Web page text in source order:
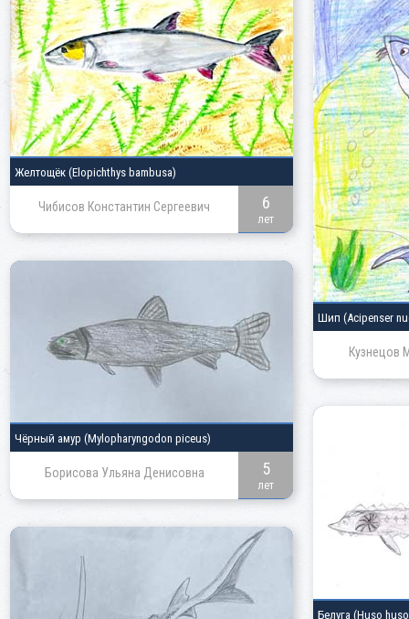
Шип (Acipenser
Кузнецов
Желтощёк (Elopichthys bambusa)
Чибисов Константин Сергеевич 6
лет
Чёрный амур (Mylopharyngodon piceus)
Борисова Ульяна Денисовна 5
лет
Белуга (Huso